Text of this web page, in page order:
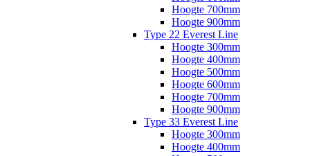
Hoogte 700mm
Hoogte 900mm
Type 22 Everest Line
Hoogte 300mm
Hoogte 400mm
Hoogte 500mm
Hoogte 600mm
Hoogte 700mm
Hoogte 900mm
Type 33 Everest Line
Hoogte 300mm
Hoogte 400mm